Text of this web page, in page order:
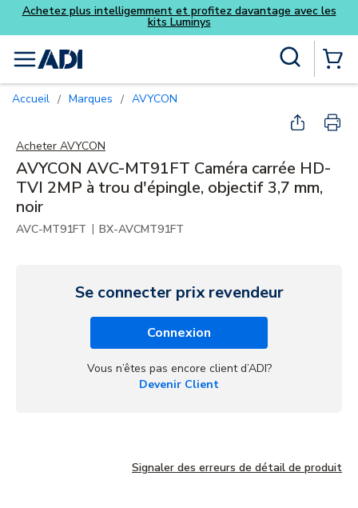
Skip to main content
les
menu
Accueil / Marques / AVYCON
Acheter AVYCON
AVYCON AVC-MT91FT Caméra carrée HD-
TVI 2MP à trou d'épingle, objectif 3,7 mm,
noir
AVC-MT91FT | BX-AVCMT91FT
Se connecter prix revendeur
Connexion
Vous n’êtes pas encore client d’ADI?
Devenir Client
Signaler des erreurs de détail de produit